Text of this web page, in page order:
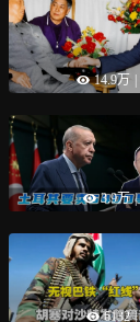
14.9万
3.9万 |
6132 |